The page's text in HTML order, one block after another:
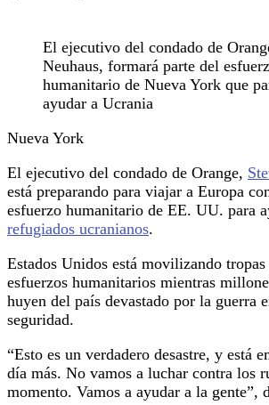
El ejecutivo del condado de
Neuhaus, formará parte del
humanitario de Nueva York que
ayudar a Ucrania
Nueva York
El ejecutivo del condado de Orange,
está preparando para viajar a Europa
esfuerzo humanitario de EE. UU. para
refugiados ucranianos.
Estados Unidos está movilizando
esfuerzos humanitarios mientras
huyen del país devastado por la guerra
seguridad.
“Esto es un verdadero desastre, y está
día más. No vamos a luchar contra los
momento. Vamos a ayudar a la gente”,